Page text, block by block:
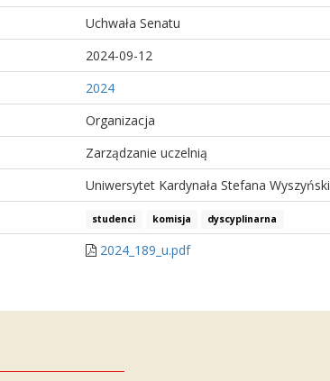
Uchwała Senatu
2024-09-12
2024
Organizacja
Zarządzanie uczelnią
Uniwersytet Kardynała Stefana
studenci komisja dyscyplinarna
2024_189_u.pdf